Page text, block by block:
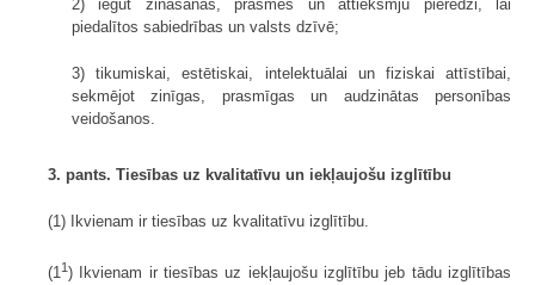
2) iegūt zināšanas, prasmes un attieksmju pieredzi, lai
piedalītos sabiedrības un valsts dzīvē;
3) tikumiskai, estētiskai, intelektuālai un fiziskai attīstībai,
sekmējot zinīgas, prasmīgas un audzinātas personības
veidošanos.
3. pants. Tiesības uz kvalitatīvu un iekļaujošu izglītību
(1) Ikvienam ir tiesības uz kvalitatīvu izglītību.
(11 ) Ikvienam ir tiesības uz iekļaujošu izglītību jeb tādu izglītības